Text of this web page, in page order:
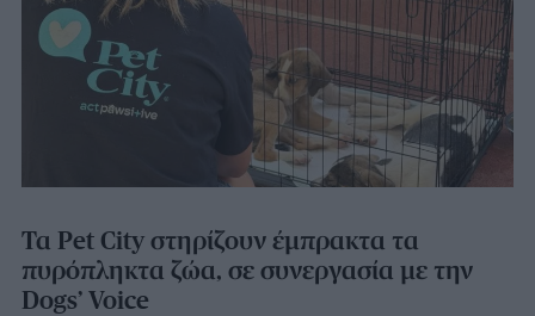
Τα Pet City στηρίζουν έμπρακτα τα
πυρόπληκτα ζώα, σε συνεργασία με την
Dogs’ Voice